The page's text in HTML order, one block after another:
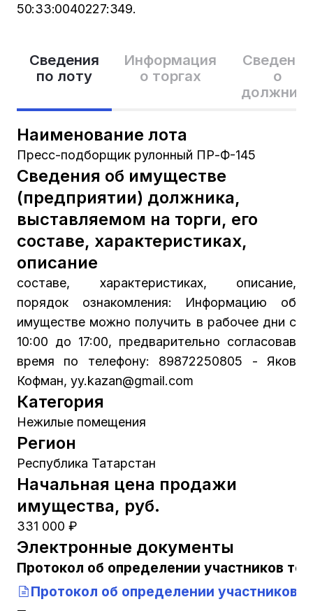
Сведения
по лоту
Информация
о торгах
Сведения
о
Наименование лота
Пресс-подборщик рулонный ПР-Ф-145
Сведения об имуществе
(предприятии) должника,
выставляемом на торги, его
составе, характеристиках,
описание
составе, характеристиках, описание,
порядок ознакомления: Информацию об
имуществе можно получить в рабочее дни с
10:00 до 17:00, предварительно согласовав
время по телефону: 89872250805 - Яков
Кофман, yy.kazan@gmail.com
Категория
Нежилые помещения
Регион
Республика Татарстан
Начальная цена продажи
имущества, руб.
331 000 ₽
Электронные документы
Протокол об определении участников
Протокол об определении участников
50:33:0040227:349.